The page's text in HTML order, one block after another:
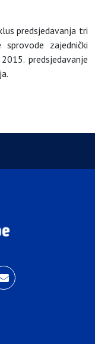
predsjedavanja tri
zajednički
predsjedavanje